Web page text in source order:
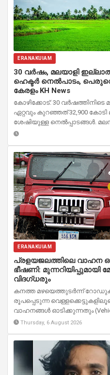
ERANAKUIAM
30 വർഷം, മലയാളി
ഹെക്ടർ നെൽപാടം,
കേരളം KH News
കോഴിക്കോട്: 30
ഏറ്റവും കുറഞ്ഞത് 32,900 കോടി
ശേഷിയുള്ള നെൽപ്പാടങ്ങൾ.
ERANAKUIAM
പ്രളയജലത്തിലെ വാഹന
ഭീഷണി:
വിദഗ്ധരും
കനത്ത മഴയെത്തുടർന്ന്
രൂപപ്പെടുന്ന
വാഹനങ്ങൾ ഓടിക്കുന്നതും
Thursday, 6 August 2026